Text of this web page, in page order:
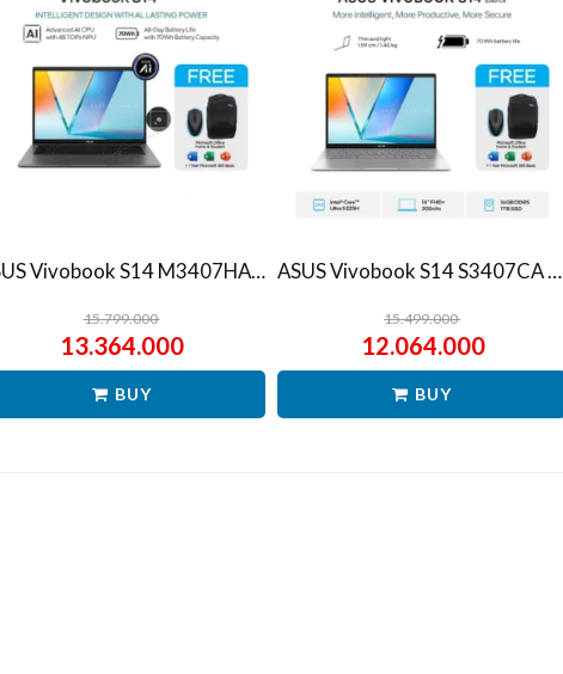
ASUS Vivobook S14 M3407HA Ryzen 7 260 1TB SSD 16GB WUXGA IPS Win11+OHS
15.799.000
13.364.000
BUY
ASUS Vivobook S14 S3407CA Ultra 5 225H 1TB SSD 16GB WUXGA IPS Win11+OHS
15.499.000
12.064.000
BUY